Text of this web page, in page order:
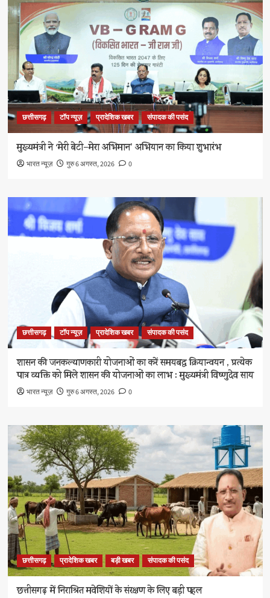
छत्तीसगढ़ टॉप न्यूज़ प्रादेशिक खबर संपादक की पसंद
मुख्यमंत्री ने ‘मेरी बेटी–मेरा अभिमान’ अभियान का किया शुभारंभ
भारत न्यूज़ गुरु 6 अगस्त, 2026 0
छत्तीसगढ़ टॉप न्यूज़ प्रादेशिक खबर संपादक की पसंद
शासन की जनकल्याणकारी योजनाओं का करें समयबद्ध क्रियान्वयन , प्रत्येक
पात्र व्यक्ति को मिले शासन की योजनाओं का लाभ : मुख्यमंत्री विष्णुदेव साय
भारत न्यूज़ गुरु 6 अगस्त, 2026 0
छत्तीसगढ़ प्रादेशिक खबर बड़ी खबर संपादक की पसंद
छत्तीसगढ़ में निराश्रित मवेशियों के संरक्षण के लिए बड़ी पहल